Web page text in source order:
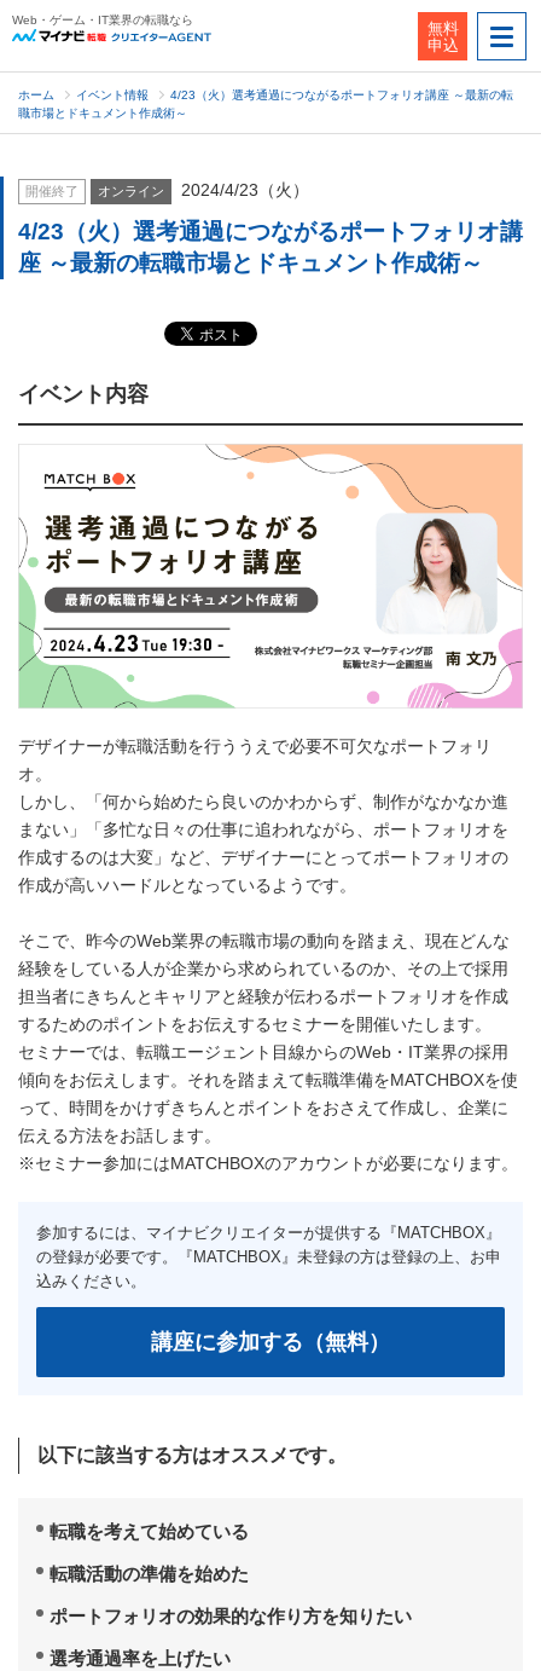
Web・ゲーム・IT業界の転職なら
無料
申込
ホーム イベント情報
4/23（火）選考通過につながるポートフォリオ講座 ～最新の転
職市場とドキュメント作成術～
開催終了 オンライン 2024/4/23（火）
4/23（火）選考通過につながるポートフォリオ講
座 ～最新の転職市場とドキュメント作成術～
イベント内容
デザイナーが転職活動を行ううえで必要不可欠なポートフォリ
オ。
しかし、「何から始めたら良いのかわからず、制作がなかなか進
まない」「多忙な日々の仕事に追われながら、ポートフォリオを
作成するのは大変」など、デザイナーにとってポートフォリオの
作成が高いハードルとなっているようです。
そこで、昨今のWeb業界の転職市場の動向を踏まえ、現在どんな
経験をしている人が企業から求められているのか、その上で採用
担当者にきちんとキャリアと経験が伝わるポートフォリオを作成
するためのポイントをお伝えするセミナーを開催いたします。
セミナーでは、転職エージェント目線からのWeb・IT業界の採用
傾向をお伝えします。それを踏まえて転職準備をMATCHBOXを使
って、時間をかけずきちんとポイントをおさえて作成し、企業に
伝える方法をお話します。
※セミナー参加にはMATCHBOXのアカウントが必要になります。
以下に該当する方はオススメです。
転職を考えて始めている
転職活動の準備を始めた
ポートフォリオの効果的な作り方を知りたい
選考通過率を上げたい